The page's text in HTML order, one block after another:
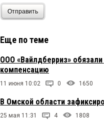
Отправить
Еще по теме
ООО «Вайлдберриз»
компенсацию
11 июня 10:02 0 1650
В Омской области
25 мая 11:31 4 1808